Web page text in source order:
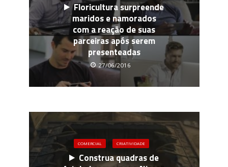
Floricultura surpreende
maridos e namorados
com a reação de suas
parceiras após serem
presenteadas
27/06/2016
COMERCIAL CRIATIVIDADE
Construa quadras de